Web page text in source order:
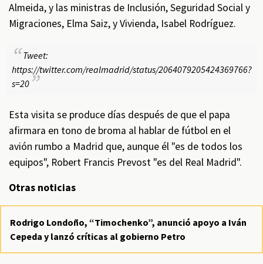
Almeida, y las ministras de Inclusión, Seguridad Social y
Migraciones, Elma Saiz, y Vivienda, Isabel Rodríguez.
Tweet:
https://twitter.com/realmadrid/status/2064079205424369766?
s=20
Esta visita se produce días después de que el papa
afirmara en tono de broma al hablar de fútbol en el
avión rumbo a Madrid que, aunque él "es de todos los
equipos", Robert Francis Prevost "es del Real Madrid".
Otras noticias
Rodrigo Londoño, “Timochenko”, anunció apoyo a Iván
Cepeda y lanzó críticas al gobierno Petro